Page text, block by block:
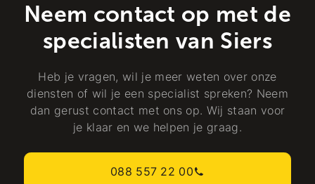
Neem contact op met de
specialisten van Siers
Heb je vragen, wil je meer weten over onze
diensten of wil je een specialist spreken? Neem
dan gerust contact met ons op. Wij staan voor
je klaar en we helpen je graag.
088 557 22 00